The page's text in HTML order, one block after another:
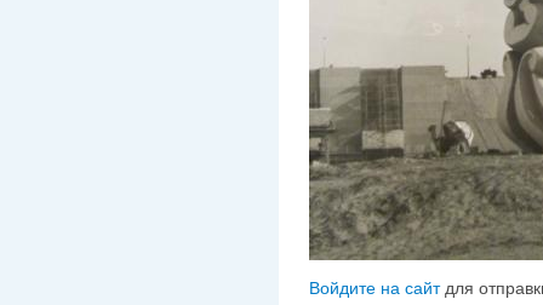
Войдите на сайтдля